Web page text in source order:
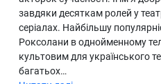
завдяки десяткам ролей у
серіалах. Найбільшу
Роксолани в однойменному
культовим для українського
багатьох…